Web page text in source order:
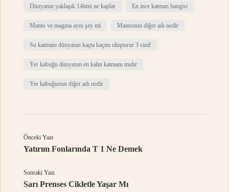
Dünyanın yaklaşık 14ünü ne kaplar En ince katman hangisi
Manto ve magma aynı şey mi Mantonun diğer adı nedir
Su katmanı dünyanın kaçta kaçını oluşturur 3 sinif
Yer kabuğu dünyanın en kalın katmanı mıdır
Yer kabuğunun diğer adı nedir
Önceki Yazı
Yatırım Fonlarında T 1 Ne Demek
Sonraki Yazı
Sarı Prenses Cikletle Yaşar Mı